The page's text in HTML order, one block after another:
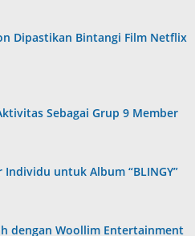
Dipastikan Bintangi Film Netflix
Sebagai Grup 9 Member
Individu untuk Album “BLINGY”
dengan Woollim Entertainment